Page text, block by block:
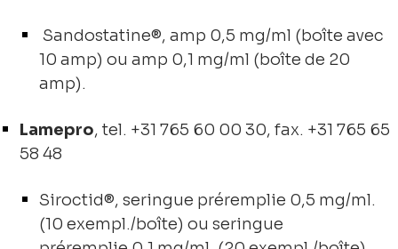
Sandostatine®, amp 0,5 mg/ml (boîte avec
10 amp) ou amp 0,1 mg/ml (boîte de 20
amp).
Lamepro, tel. +31 765 60 00 30, fax. +31 765 65
58 48
Siroctid®, seringue préremplie 0,5 mg/ml.
(10 exempl./boîte) ou seringue